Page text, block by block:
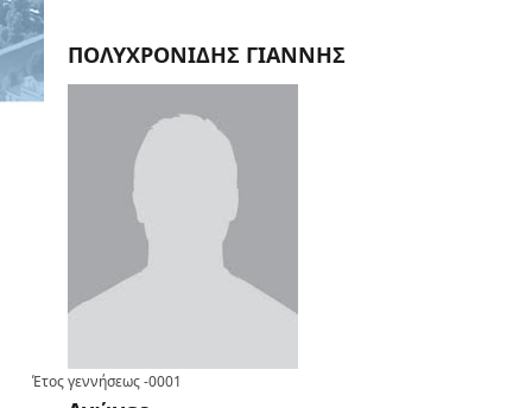
ΠΟΛΥΧΡΟΝΙΔΗΣ ΓΙΑΝΝΗΣ
Έτος γεννήσεως-0001